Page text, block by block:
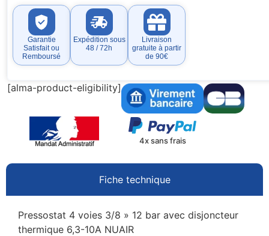
Garantie
Satisfait ou
Remboursé
Expédition sous
48 / 72h
Livraison
gratuite à partir
de 90€
[alma-product-eligibility]
4x sans frais
Fiche technique
Pressostat 4 voies 3/8 » 12 bar avec disjoncteur
thermique 6,3-10A NUAIR